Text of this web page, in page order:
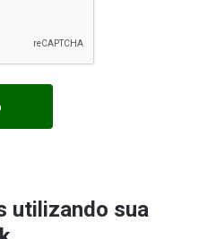
utilizando sua